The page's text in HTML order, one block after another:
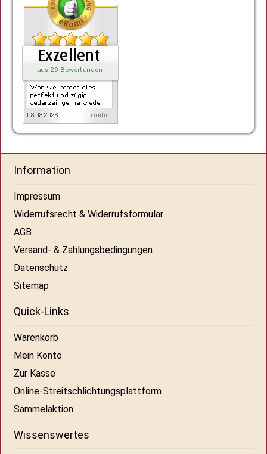
Information
Impressum
Widerrufsrecht & Widerrufsformular
AGB
Versand- & Zahlungsbedingungen
Datenschutz
Sitemap
Quick-Links
Warenkorb
Mein Konto
Zur Kasse
Online-Streitschlichtungsplattform
Sammelaktion
Wissenswertes